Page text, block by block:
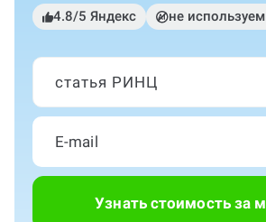
4.8/5 Яндекс не
статья РИНЦ
Узнать стоимость за